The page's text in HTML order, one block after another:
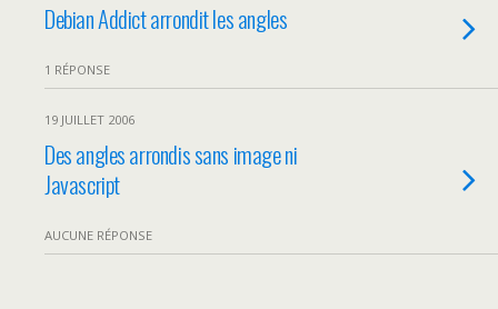
Debian Addict arrondit les angles
1 RÉPONSE
19 JUILLET 2006
Des angles arrondis sans image ni
Javascript
AUCUNE RÉPONSE